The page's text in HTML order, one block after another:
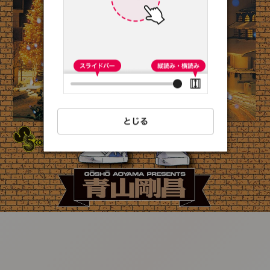
:692.15.692.27:t-
vnqp.lunrzsdszk.vn.oi